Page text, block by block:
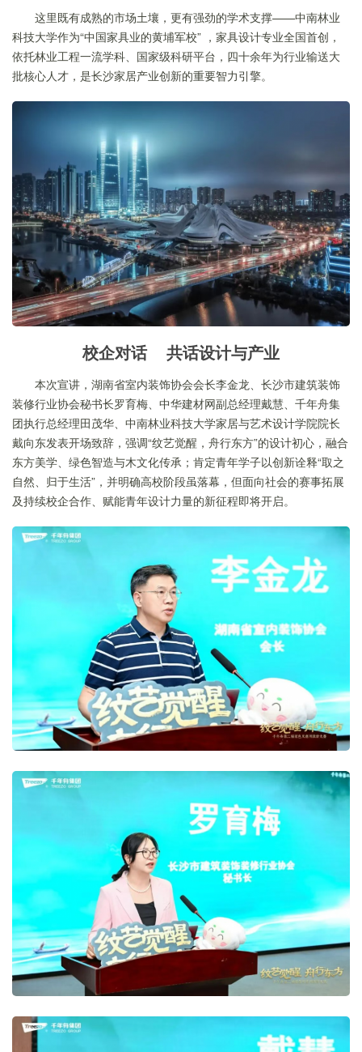
这里既有成熟的市场土壤，更有强劲的学术支撑——中南林业
科技大学作为“中国家具业的黄埔军校” ，家具设计专业全国首创，
依托林业工程一流学科、国家级科研平台，四十余年为行业输送大
批核心人才，是长沙家居产业创新的重要智力引擎。
校企对话 共话设计与产业
本次宣讲，湖南省室内装饰协会会长李金龙、长沙市建筑装饰
装修行业协会秘书长罗育梅、中华建材网副总经理戴慧、千年舟集
团执行总经理田茂华、中南林业科技大学家居与艺术设计学院院长
戴向东发表开场致辞，强调“纹艺觉醒，舟行东方”的设计初心，融合
东方美学、绿色智造与木文化传承；肯定青年学子以创新诠释“取之
自然、归于生活”，并明确高校阶段虽落幕，但面向社会的赛事拓展
及持续校企合作、赋能青年设计力量的新征程即将开启。